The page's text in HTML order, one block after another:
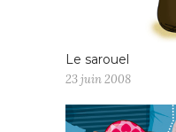
Le sarouel
23 juin 2008